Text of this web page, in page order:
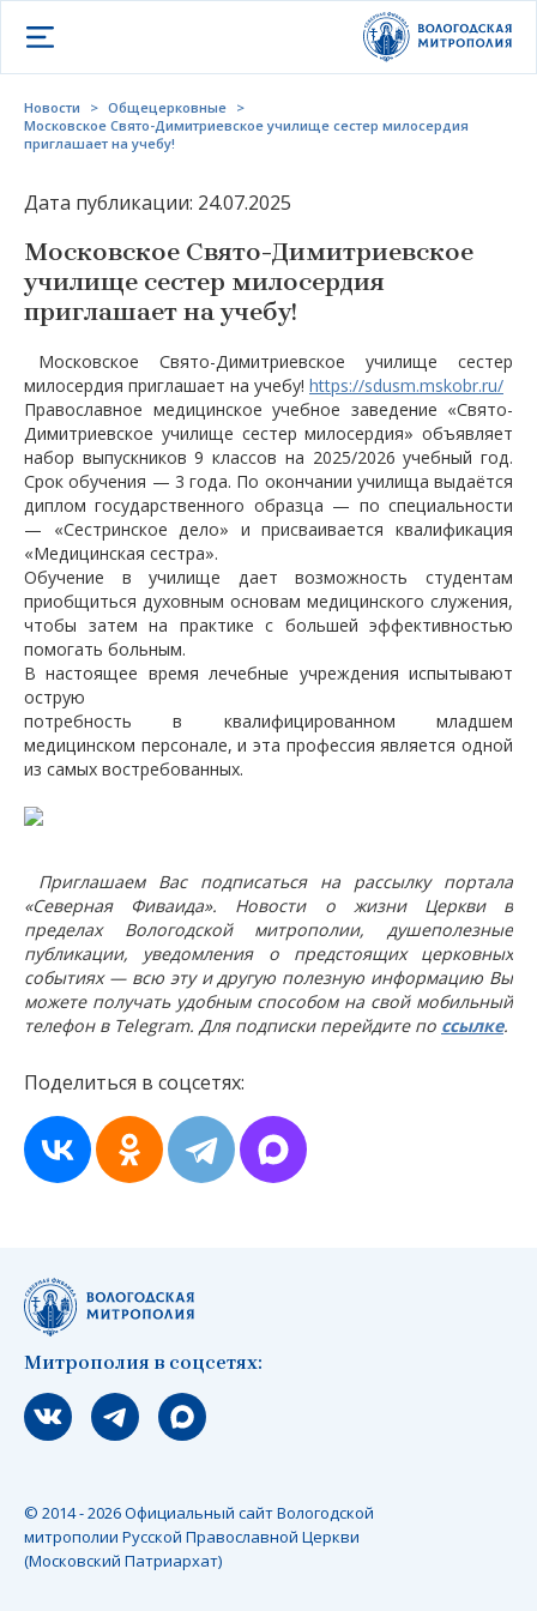
Открыть меню
Новости > Общецерковные >
Московское Свято-Димитриевское училище сестер милосердия
приглашает на учебу!
Дата публикации: 24.07.2025
Московское Свято-Димитриевское
училище сестер милосердия
приглашает на учебу!
Московское Свято-Димитриевское училище сестер
милосердия приглашает на учебу! https://sdusm.mskobr.ru/
Православное медицинское учебное заведение «Свято-
Димитриевское училище сестер милосердия» объявляет
набор выпускников 9 классов на 2025/2026 учебный год.
Срок обучения — 3 года. По окончании училища выдаётся
диплом государственного образца — по специальности
— «Сестринское дело» и присваивается квалификация
«Медицинская сестра».
Обучение в училище дает возможность студентам
приобщиться духовным основам медицинского служения,
чтобы затем на практике с большей эффективностью
помогать больным.
В настоящее время лечебные учреждения испытывают
острую
потребность в квалифицированном младшем
медицинском персонале, и эта профессия является одной
из самых востребованных.
Приглашаем Вас подписаться на рассылку портала
«Северная Фиваида». Новости о жизни Церкви в
пределах Вологодской митрополии, душеполезные
публикации, уведомления о предстоящих церковных
событиях — всю эту и другую полезную информацию Вы
можете получать удобным способом на свой мобильный
телефон в Telegram. Для подписки перейдите по ссылке.
Поделиться в соцсетях:
Митрополия в соцсетях:
Мы вконтакте
Мы в telegram
Мы в Макс
© 2014 - 2026 Официальный сайт Вологодской
митрополии Русской Православной Церкви
(Московский Патриархат)